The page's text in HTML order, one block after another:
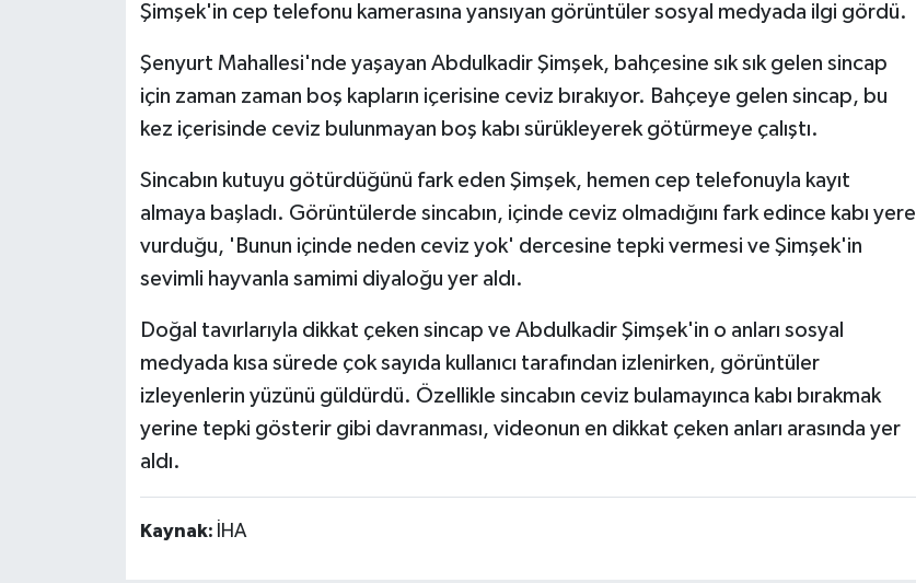
Şimşek'in cep telefonu kamerasına yansıyan görüntüler sosyal medyada ilgi gördü.
Şenyurt Mahallesi'nde yaşayan Abdulkadir Şimşek, bahçesine sık sık gelen sincap
için zaman zaman boş kapların içerisine ceviz bırakıyor. Bahçeye gelen sincap, bu
kez içerisinde ceviz bulunmayan boş kabı sürükleyerek götürmeye çalıştı.
Sincabın kutuyu götürdüğünü fark eden Şimşek, hemen cep telefonuyla kayıt
almaya başladı. Görüntülerde sincabın, içinde ceviz olmadığını fark edince kabı yere
vurduğu, 'Bunun içinde neden ceviz yok' dercesine tepki vermesi ve Şimşek'in
sevimli hayvanla samimi diyaloğu yer aldı.
Doğal tavırlarıyla dikkat çeken sincap ve Abdulkadir Şimşek'in o anları sosyal
medyada kısa sürede çok sayıda kullanıcı tarafından izlenirken, görüntüler
izleyenlerin yüzünü güldürdü. Özellikle sincabın ceviz bulamayınca kabı bırakmak
yerine tepki gösterir gibi davranması, videonun en dikkat çeken anları arasında yer
aldı.
Kaynak: İHA